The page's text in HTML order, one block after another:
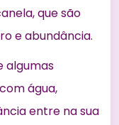
que são
e abundância.
algumas
água,
entre na sua